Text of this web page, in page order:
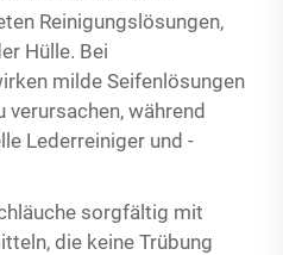
Reinigungslösungen,
Hülle. Bei
milde Seifenlösungen
verursachen, während
Lederreiniger und -
sorgfältig mit
die keine Trübung